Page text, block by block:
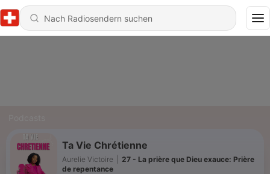
Ta Vie Chrétienne
Aurelie Victoire
27 - La prière que Dieu exauce: Prière
de repentance